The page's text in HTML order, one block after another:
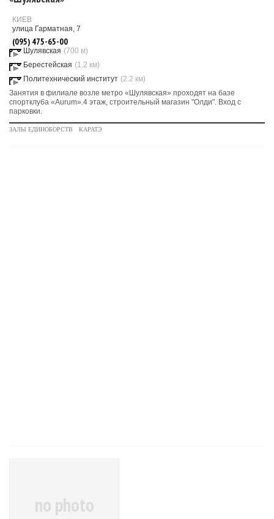
КИЕВ
улица Гарматная, 7
(095) 475-65-00
Шулявская (700 м)
Берестейская (1.2 км)
Политехнический институт (2.2 км)
Занятия в филиале возле метро «Шулявская» проходят на базе
спортклуба «Aurum».4 этаж, строительный магазин "Олди". Вход с
парковки.
ЗАЛЫ ЕДИНОБОРСТВ КАРАТЭ
no photo